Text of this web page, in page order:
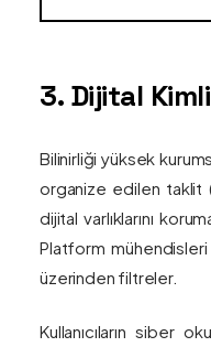
3. Dijital
Bilinirliği yüksek
organize edilen taklit
dijital varlıklarını
Platform
üzerinden filtreler.
Kullanıcıların siber